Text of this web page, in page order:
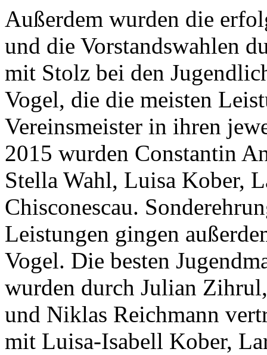
Außerdem wurden die
und die Vorstandswahlen
mit Stolz bei den
Vogel, die die meisten
Vereinsmeister in ihren
2015 wurden Constantin
Stella Wahl, Luisa Kober,
Chisconescau.
Leistungen gingen
Vogel. Die besten
wurden durch Julian
und Niklas Reichmann
mit Luisa-Isabell Kober,